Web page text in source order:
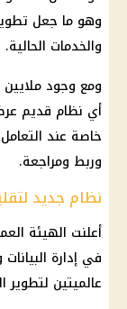
وهو ما جعل
والخدمات الحالية.
ومع وجود
أي نظام قديم
خاصة عند
وربط ومراجعة.
نظام جديد
أعلنت الهيئة
في إدارة
عالميتين لتطوير